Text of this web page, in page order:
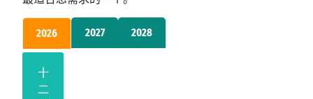
2026 2027 2028
十
二